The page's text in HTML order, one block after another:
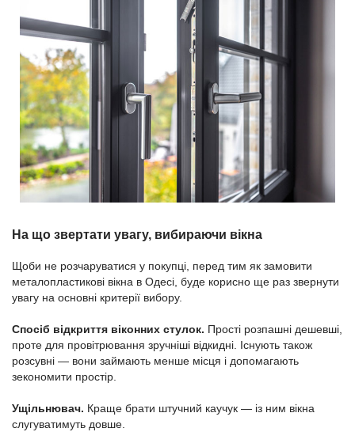
На що звертати увагу, вибираючи вікна
Щоби не розчаруватися у покупці, перед тим як замовити
металопластикові вікна в Одесі, буде корисно ще раз звернути
увагу на основні критерії вибору.
Спосіб відкриття віконних стулок. Прості розпашні дешевші,
проте для провітрювання зручніші відкидні. Існують також
розсувні — вони займають менше місця і допомагають
зекономити простір.
Ущільнювач. Краще брати штучний каучук — із ним вікна
слугуватимуть довше.